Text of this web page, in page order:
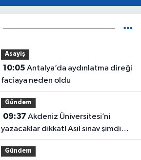
Asayiş
10:05
faciaya neden oldu
Gündem
09:37
yazacaklar dikkat! Asıl sınav şimdi
başlıyor
Gündem